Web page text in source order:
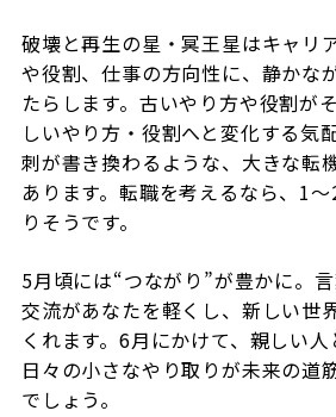
破壊と再生の星・冥王星はキャリ
や役割、仕事の方向性に、静かな
たらします。古いやり方や役割が
しいやり方・役割へと変化する気
刺が書き換わるような、大きな転
あります。転職を考えるなら、1
りそうです。
5月頃には“つながり”が豊かに。
交流があなたを軽くし、新しい世
くれます。6月にかけて、親しい人
日々の小さなやり取りが未来の道
でしょう。